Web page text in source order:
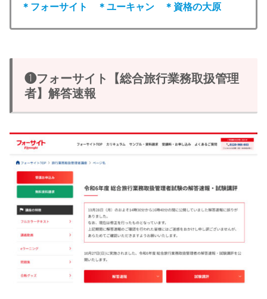
＊フォーサイト ＊ユーキャン ＊資格の大原
❶フォーサイト【総合旅行業務取扱管理
者】解答速報